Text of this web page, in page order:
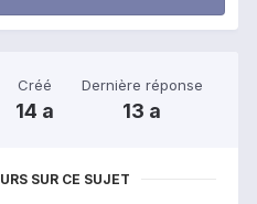
Créé
14 a
Dernière réponse
13 a
SUR CE SUJET